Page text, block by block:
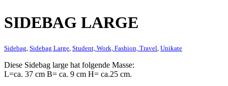
SIDEBAG LARGE
Sidebag Sidebag Large Student, Work, Fashion, Travel Unikate
Diese Sidebag large hat folgende Masse:
L=ca. 37 cm B= ca. 9 cm H= ca.25 cm.